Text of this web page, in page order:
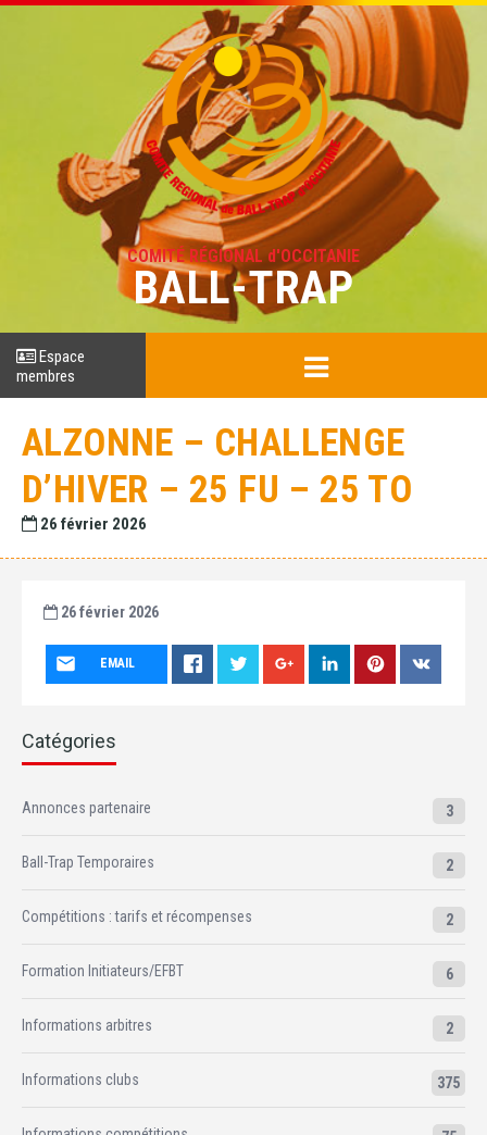
COMITÉ RÉGIONAL d'OCCITANIE
BALL-TRAP
Espace
membres
ALZONNE – CHALLENGE
D’HIVER – 25 FU – 25 TO
26 février 2026
26 février 2026
EMAIL
Catégories
Annonces partenaire 3
Ball-Trap Temporaires 2
Compétitions : tarifs et récompenses 2
Formation Initiateurs/EFBT 6
Informations arbitres 2
Informations clubs 375